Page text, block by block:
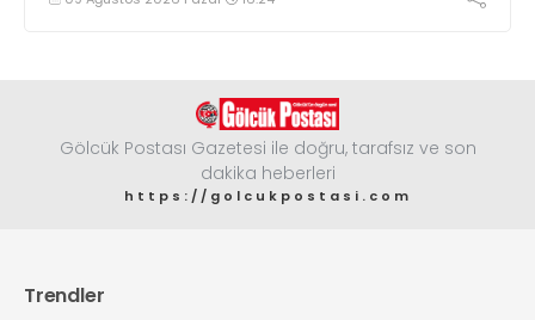
Gölcük Postası Gazetesi ile doğru, tarafsız ve son
dakika heberleri
https://golcukpostasi.com
Trendler